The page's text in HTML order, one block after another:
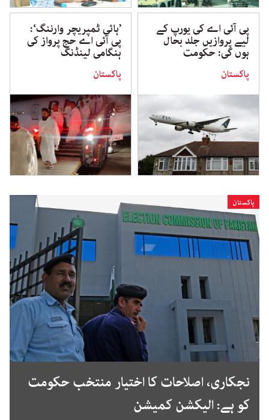
پی آئی اے کی یورپ کے
لیے پروازیں جلد بحال
ہوں گی: حکومت
پاکستان
’ہائی ٹمپریچر وارننگ‘:
پی آئی اے حج پرواز کی
ہنگامی لینڈنگ
پاکستان
پاکستان
نجکاری، اصلاحات کا اختیار منتخب حکومت
کو ہے: الیکشن کمیشن